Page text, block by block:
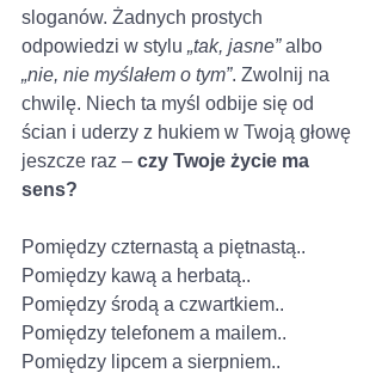
sloganów. Żadnych prostych
odpowiedzi w stylu „tak, jasne” albo
„nie, nie myślałem o tym”. Zwolnij na
chwilę. Niech ta myśl odbije się od
ścian i uderzy z hukiem w Twoją głowę
jeszcze raz – czy Twoje życie ma
sens?
Pomiędzy czternastą a piętnastą..
Pomiędzy kawą a herbatą..
Pomiędzy środą a czwartkiem..
Pomiędzy telefonem a mailem..
Pomiędzy lipcem a sierpniem..